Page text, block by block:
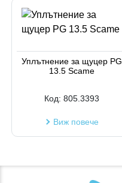
Уплътнение за щуцер PG
13.5 Scame
Код: 805.3393
Виж повече